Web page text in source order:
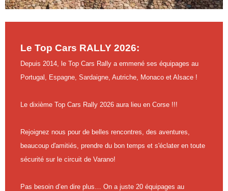
Le Top Cars RALLY 2026:
Depuis 2014, le Top Cars Rally a emmené ses équipages au
Portugal, Espagne, Sardaigne, Autriche, Monaco et Alsace !
Le dixième Top Cars Rally 2026 aura lieu en Corse !!!
Rejoignez nous pour de belles rencontres, des aventures,
beaucoup d'amitiés, prendre du bon temps et s'éclater en toute
sécurité sur le circuit de Varano!
Pas besoin d’en dire plus… On a juste 20 équipages au